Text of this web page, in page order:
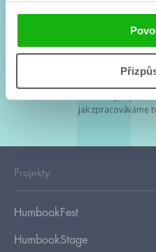
Souhlasím s
Tvá e-mailová adresa je u nás v
jak zpracováváme
Projekty
HumbookFest
HumbookStage